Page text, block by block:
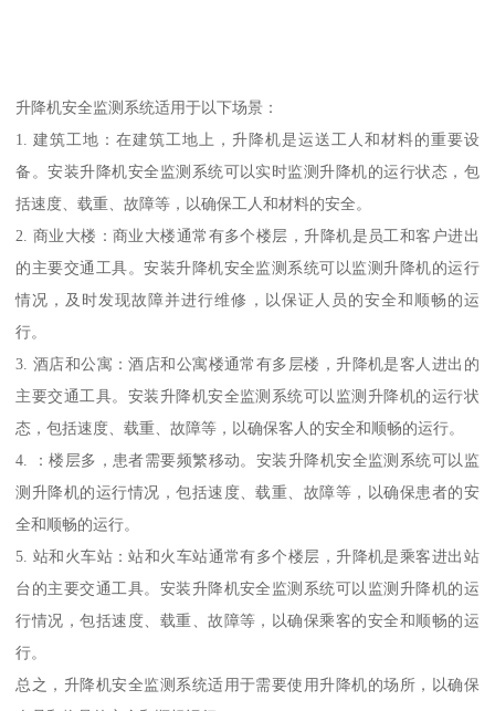
升降机安全监测系统适用于以下场景：
1. 建筑工地：在建筑工地上，升降机是运送工人和材料的重要设
备。安装升降机安全监测系统可以实时监测升降机的运行状态，包
括速度、载重、故障等，以确保工人和材料的安全。
2. 商业大楼：商业大楼通常有多个楼层，升降机是员工和客户进出
的主要交通工具。安装升降机安全监测系统可以监测升降机的运行
情况，及时发现故障并进行维修，以保证人员的安全和顺畅的运
行。
3. 酒店和公寓：酒店和公寓楼通常有多层楼，升降机是客人进出的
主要交通工具。安装升降机安全监测系统可以监测升降机的运行状
态，包括速度、载重、故障等，以确保客人的安全和顺畅的运行。
4. ：楼层多，患者需要频繁移动。安装升降机安全监测系统可以监
测升降机的运行情况，包括速度、载重、故障等，以确保患者的安
全和顺畅的运行。
5. 站和火车站：站和火车站通常有多个楼层，升降机是乘客进出站
台的主要交通工具。安装升降机安全监测系统可以监测升降机的运
行情况，包括速度、载重、故障等，以确保乘客的安全和顺畅的运
行。
总之，升降机安全监测系统适用于需要使用升降机的场所，以确保